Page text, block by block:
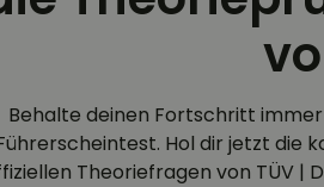
Behalte deinen Fortschritt
Hol dir jetzt die
Theoriefragen von TÜV |